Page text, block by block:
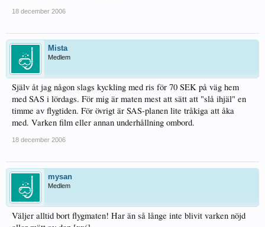
18 december 2006
Mista
Medlem
Själv åt jag någon slags kyckling med ris för 70 SEK på väg hem
med SAS i lördags. För mig är maten mest att sätt att "slå ihjäl" en
timme av flygtiden. För övrigt är SAS-planen lite tråkiga att åka
med. Varken film eller annan underhållning ombord.
18 december 2006
mysan
Medlem
Väljer alltid bort flygmaten! Har än så långe inte blivit varken nöjd